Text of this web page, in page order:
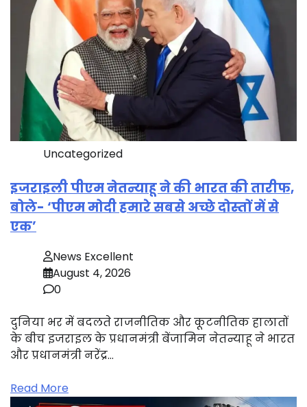
Uncategorized
इजराइली पीएम नेतन्याहू ने की भारत की तारीफ,
बोले- ‘पीएम मोदी हमारे सबसे अच्छे दोस्तों में से
एक’
News Excellent
August 4, 2026
0
दुनिया भर में बदलते राजनीतिक और कूटनीतिक हालातों
के बीच इजराइल के प्रधानमंत्री बेंजामिन नेतन्याहू ने भारत
और प्रधानमंत्री नरेंद्र…
Read More